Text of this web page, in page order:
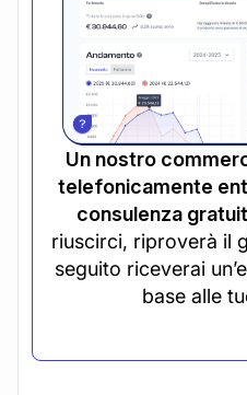
Un nostro
telefonicamente
consulenza
riuscirci, riproverà il
seguito riceverai
base alle